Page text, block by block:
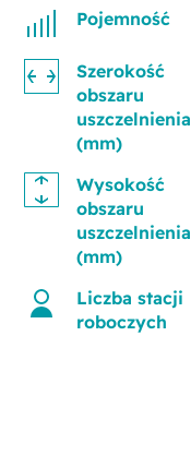
Pojemność
Szerokość
obszaru
uszczelnienia
(mm)
Wysokość
obszaru
uszczelnienia
(mm)
Liczba stacji
roboczych